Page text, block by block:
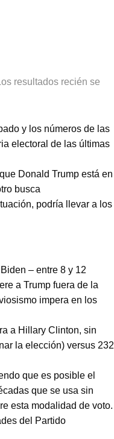
resultados recién se
y los números de las
electoral de las últimas
Donald Trump está en
busca
podría llevar a los
– entre 8 y 12
a Trump fuera de la
impera en los
a Hillary Clinton, sin
la elección) versus 232
que es posible el
que se usa sin
esta modalidad de voto.
del Partido